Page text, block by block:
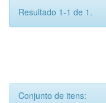
Resultado 1-1 de 1.
Conjunto de itens: